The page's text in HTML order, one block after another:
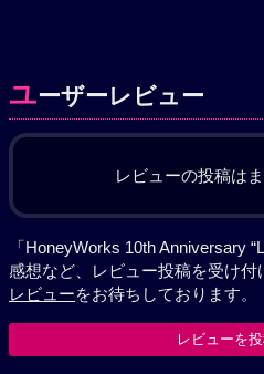
ユーザーレビュー
レビューの投稿は
「HoneyWorks 10th Anniversary
感想など、レビュー投稿を受け
レビューをお待ちしております。
レビューを